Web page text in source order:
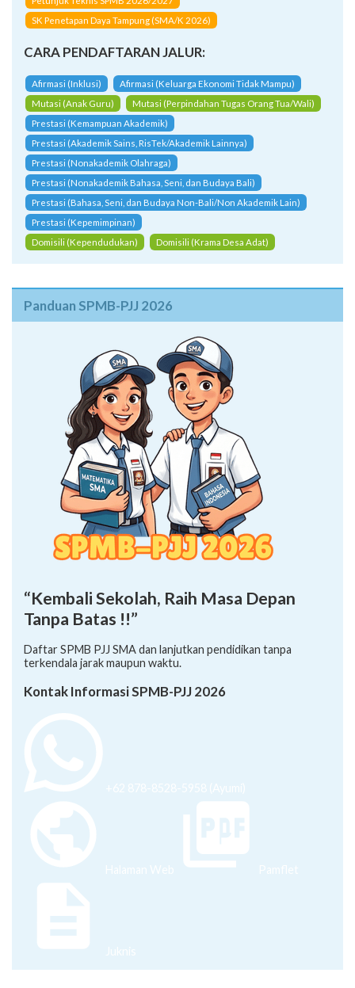
SK Penetapan Daya Tampung (SMA/K 2026)
CARA PENDAFTARAN JALUR:
Afirmasi (Inklusi)
Afirmasi (Keluarga Ekonomi Tidak Mampu)
Mutasi (Anak Guru)
Mutasi (Perpindahan Tugas Orang Tua/Wali)
Prestasi (Kemampuan Akademik)
Prestasi (Akademik Sains, RisTek/Akademik Lainnya)
Prestasi (Nonakademik Olahraga)
Prestasi (Nonakademik Bahasa, Seni, dan Budaya Bali)
Prestasi (Bahasa, Seni, dan Budaya Non-Bali/Non Akademik Lain)
Prestasi (Kepemimpinan)
Domisili (Kependudukan)
Domisili (Krama Desa Adat)
Panduan SPMB-PJJ 2026
“Kembali Sekolah, Raih Masa Depan
Tanpa Batas !!”
Daftar SPMB PJJ SMA dan lanjutkan pendidikan tanpa
terkendala jarak maupun waktu.
Kontak Informasi SPMB-PJJ 2026
+62 878-8528-5958 (Ayumi)
Halaman Web Pamflet
Juknis